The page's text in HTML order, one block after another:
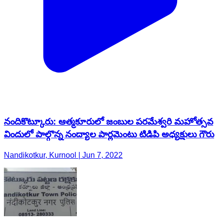
నందికొట్కూరు: ఆత్మకూరులో జంబుల పరమేశ్వరి మహోత్సవ
విందులో పాల్గొన్న నంద్యాల పార్లమెంటు టిడిపి అధ్యక్షులు గౌరు
Nandikotkur, Kurnool | Jun 7, 2022